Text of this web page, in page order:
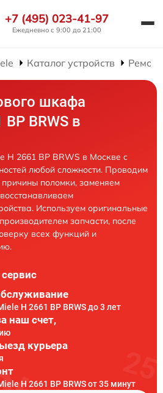
+7 (495) 023-41-97
Ежедневно с 9:00 до 21:00
Каталог устройств
шкафа
BRWS в
H 2661 BP BRWS в Москве с
любой сложности. Проводим
поломки, заменяем
Используем оригинальные
запчасти, после
всех функций и
H 2661 BP BRWS до 3 лет
наш счет,
курьера
H 2661 BP BRWS от 35 минут